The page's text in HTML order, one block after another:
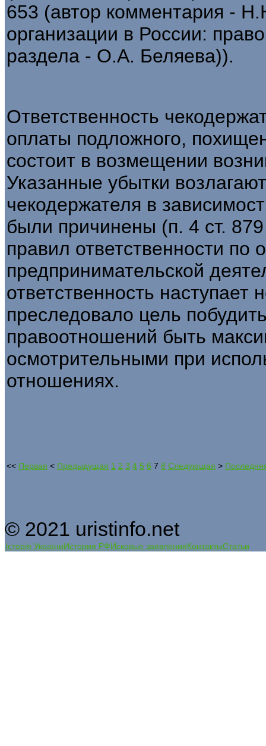
653 (автор комментария -
организации в России:
раздела - О.А. Беляева)).
Ответственность
оплаты подложного,
состоит в возмещении
Указанные убытки
чекодержателя в
были причинены (п. 4 ст.
правил ответственности по
предпринимательской
ответственность наступает
преследовало цель
правоотношений быть
осмотрительными при
отношениях.
<< Первая < Предыдущая 1 2 3 4 5 6 7 8 Следующая >
© 2021 uristinfo.net
Історія УкраїниИстория РФИсковые заявленияКонтактыСтатьи